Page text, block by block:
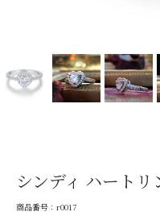
シンディ ハート
商品番号：r0017